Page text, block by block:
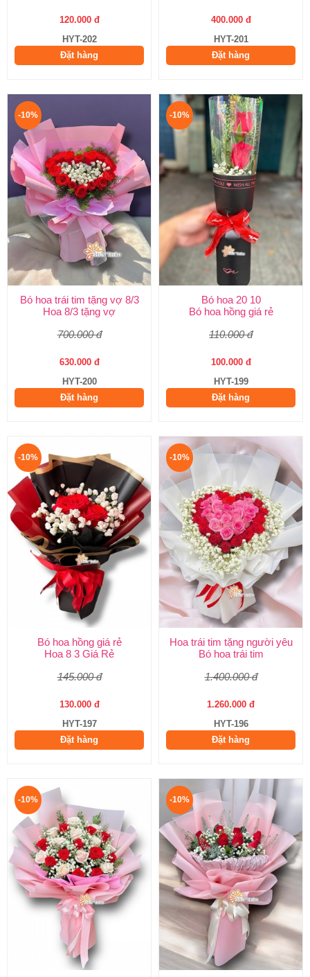
120.000 đ
HYT-202
Đặt hàng
400.000 đ
HYT-201
Đặt hàng
-10%
Bó hoa trái tim tặng vợ 8/3
Hoa 8/3 tặng vợ
700.000 đ
630.000 đ
HYT-200
Đặt hàng
-10%
Bó hoa 20 10
Bó hoa hồng giá rẻ
110.000 đ
100.000 đ
HYT-199
Đặt hàng
-10%
Bó hoa hồng giá rẻ
Hoa 8 3 Giá Rẻ
145.000 đ
130.000 đ
HYT-197
Đặt hàng
-10%
Hoa trái tim tặng người yêu
Bó hoa trái tim
1.400.000 đ
1.260.000 đ
HYT-196
Đặt hàng
-10% -10%